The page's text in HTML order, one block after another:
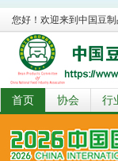
您好！欢迎来到中国豆制
首页 协会 行